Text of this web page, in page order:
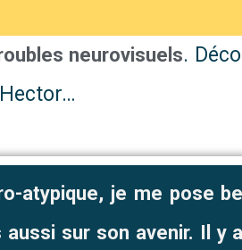
neurovisuels.
atypique, je me pose
sur son avenir. Il y